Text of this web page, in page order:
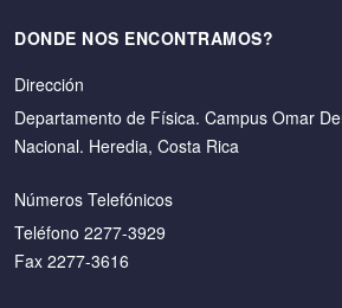
DONDE NOS ENCONTRAMOS?
Dirección
Departamento de Física. Campus Omar
Nacional. Heredia, Costa Rica
Números Telefónicos
Teléfono 2277-3929
Fax 2277-3616